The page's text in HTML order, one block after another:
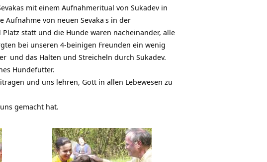
mit einem Aufnahmeritual von Sukadev in
Aufnahme von neuen Sevaka s in der
statt und die Hunde waren nacheinander, alle
bei unseren 4-beinigen Freunden ein wenig
und das Halten und Streicheln durch Sukadev.
Hundefutter.
und uns lehren, Gott in allen Lebewesen zu
gemacht hat.